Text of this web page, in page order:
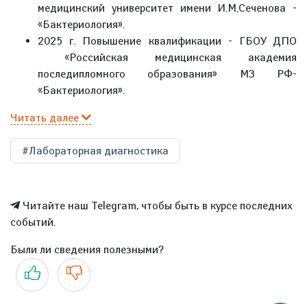
медицинский университет имени И.М.Сеченова -
«Бактериология».
2025 г. Повышение квалификации - ГБОУ ДПО
«Российская медицинская академия
последипломного образования» МЗ РФ-
«Бактериология».
Читать далее
#Лабораторная диагностика
Читайте наш Telegram, чтобы быть в курсе последних
событий.
Были ли сведения полезными?
Да Нет